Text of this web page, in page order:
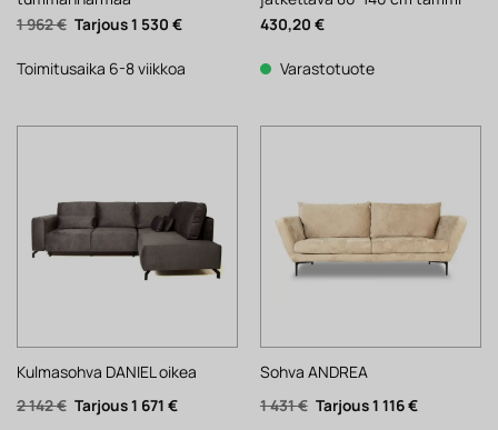
1 962€ Alkuperäinen
hinta
1
962 €.
1 530 €Nykyinen
1
530 €.
Toimitusaika 6-8 viikkoa
430,20 €
Varastotuote
Kulmasohva DANIEL oikea
2 142€ Alkuperäinen
hinta
1 671 €Nykyinen
Sohva ANDREA
1 431€ Alkuperäinen
hinta
1 116€Nykyinen